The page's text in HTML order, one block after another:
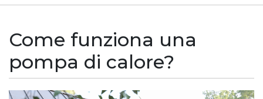
Come funziona una
pompa di calore?